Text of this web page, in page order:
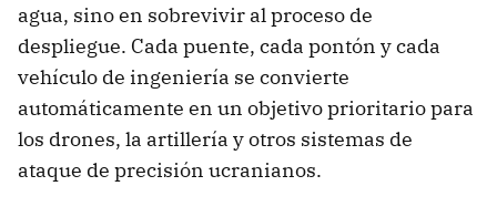
agua, sino en sobrevivir al proceso de
despliegue. Cada puente, cada pontón y cada
vehículo de ingeniería se convierte
automáticamente en un objetivo prioritario para
los drones, la artillería y otros sistemas de
ataque de precisión ucranianos.